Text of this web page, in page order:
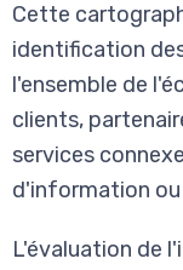
Cette
identification
l'ensemble de
clients,
services
d'information
L'évaluation de